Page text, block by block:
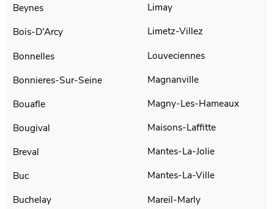
Beynes
Bois-D'Arcy
Bonnelles
Bonnieres-Sur-Seine
Bouafle
Bougival
Breval
Buc
Buchelay
Limay
Limetz-Villez
Louveciennes
Magnanville
Magny-Les-Hameaux
Maisons-Laffitte
Mantes-La-Jolie
Mantes-La-Ville
Mareil-Marly